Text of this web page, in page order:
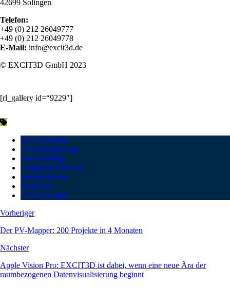
42699 Solingen
Telefon:
+49 (0) 212 26049777
+49 (0) 212 26049778
E-Mail: info@excit3d.de
© EXCIT3D GmbH 2023
[rl_gallery id=“9229″]
3D-Animation
3D-Modellierung
3d-modelling
Augmented Reality
Industriekultur
Metaverse
Virtual Reality
Vorheriger
Der PV-Mapper: 200 Projekte in 4 Monaten
Nächster
Apple Vision Pro: EXCIT3D ist dabei, wenn eine neue Ära der
raumbezogenen Datenvisualisierung beginnt